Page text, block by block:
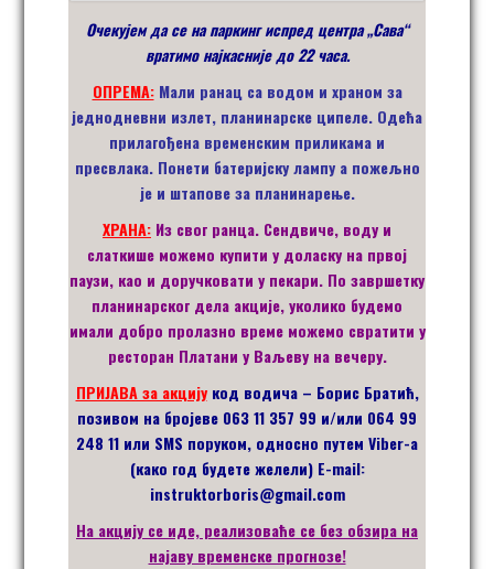
Очекујем да се на паркинг испред центра„Сава“
вратимо најкасниједо 22 часа.
ОПРЕМА: Мали ранац са водом и храном за
једнодневни излет, планинарске ципеле. Одећа
прилагођена временским приликама и
пресвлака. Понети батеријску лампу а пожељно
је и штапове за планинарење.
ХРАНА: Из свог ранца. Сендвиче, воду и
слаткише можемо купити у доласку на првој
паузи, као и доручковати у пекари. По завршетку
планинарског дела акције, уколико будемо
имали добро пролазно време можемо свратити у
ресторан Платани у Ваљеву на вечеру.
ПРИЈАВА за акцију код водича – Борис Братић,
позивом на бројеве 063 11 357 99 и/или 064 99
248 11 или SMS поруком, односно путем Viber-а
(како год будете желели) E-mail:
instruktorboris@gmail.com
На акцију се иде, реализоваће се без обзира на
најаву временске прогнозе!